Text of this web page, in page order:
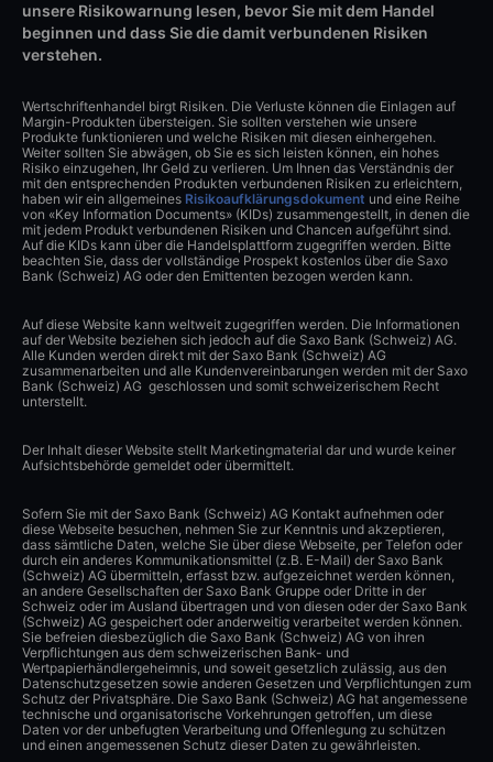
unsere Risikowarnung lesen, bevor Sie mit dem Handel
beginnen und dass Sie die damit verbundenen Risiken
verstehen.
Wertschriftenhandel birgt Risiken. Die Verluste können die Einlagen auf
Margin-Produkten übersteigen. Sie sollten verstehen wie unsere
Produkte funktionieren und welche Risiken mit diesen einhergehen.
Weiter sollten Sie abwägen, ob Sie es sich leisten können, ein hohes
Risiko einzugehen, Ihr Geld zu verlieren. Um Ihnen das Verständnis der
mit den entsprechenden Produkten verbundenen Risiken zu erleichtern,
haben wir ein allgemeines Risikoaufklärungsdokument und eine Reihe
von «Key Information Documents» (KIDs) zusammengestellt, in denen die
mit jedem Produkt verbundenen Risiken und Chancen aufgeführt sind.
Auf die KIDs kann über die Handelsplattform zugegriffen werden. Bitte
beachten Sie, dass der vollständige Prospekt kostenlos über die Saxo
Bank (Schweiz) AG oder den Emittenten bezogen werden kann.
Auf diese Website kann weltweit zugegriffen werden. Die Informationen
auf der Website beziehen sich jedoch auf die Saxo Bank (Schweiz) AG.
Alle Kunden werden direkt mit der Saxo Bank (Schweiz) AG
zusammenarbeiten und alle Kundenvereinbarungen werden mit der Saxo
Bank (Schweiz) AG geschlossen und somit schweizerischem Recht
unterstellt.
Der Inhalt dieser Website stellt Marketingmaterial dar und wurde keiner
Aufsichtsbehörde gemeldet oder übermittelt.
Sofern Sie mit der Saxo Bank (Schweiz) AG Kontakt aufnehmen oder
diese Webseite besuchen, nehmen Sie zur Kenntnis und akzeptieren,
dass sämtliche Daten, welche Sie über diese Webseite, per Telefon oder
durch ein anderes Kommunikationsmittel (z.B. E-Mail) der Saxo Bank
(Schweiz) AG übermitteln, erfasst bzw. aufgezeichnet werden können,
an andere Gesellschaften der Saxo Bank Gruppe oder Dritte in der
Schweiz oder im Ausland übertragen und von diesen oder der Saxo Bank
(Schweiz) AG gespeichert oder anderweitig verarbeitet werden können.
Sie befreien diesbezüglich die Saxo Bank (Schweiz) AG von ihren
Verpflichtungen aus dem schweizerischen Bank- und
Wertpapierhändlergeheimnis, und soweit gesetzlich zulässig, aus den
Datenschutzgesetzen sowie anderen Gesetzen und Verpflichtungen zum
Schutz der Privatsphäre. Die Saxo Bank (Schweiz) AG hat angemessene
technische und organisatorische Vorkehrungen getroffen, um diese
Daten vor der unbefugten Verarbeitung und Offenlegung zu schützen
und einen angemessenen Schutz dieser Daten zu gewährleisten.